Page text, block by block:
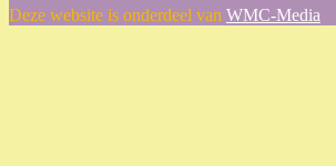
Deze website is onderdeel van WMC-Media